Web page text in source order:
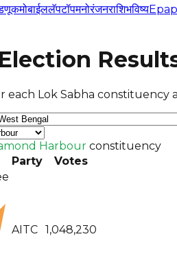
मोबाईललॅपटॉपमनोरंजनराशिभविष्य
Lok Sabha constituency
Harbour constituency
Party Votes
AITC 1,048,230